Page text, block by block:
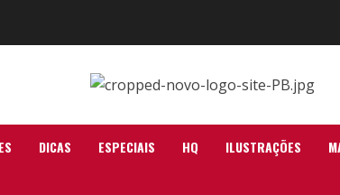
DICAS ESPECIAIS HQ ILUSTRAÇÕES